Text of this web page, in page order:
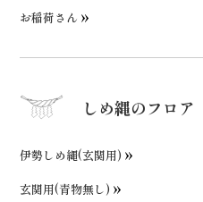
お稲荷さん
しめ縄のフロア
伊勢しめ縄(玄関用)
玄関用(青物無し)